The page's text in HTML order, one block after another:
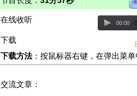
在线收听 00:00
下载
下载方法：按鼠标器右键，在弹出菜
交流文章：